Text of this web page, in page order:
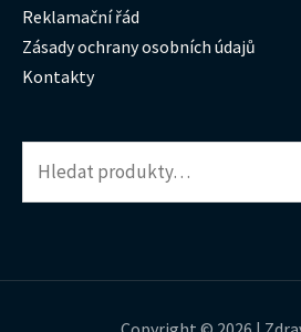
Reklamační řád
Zásady ochrany osobních údajů
Kontakty